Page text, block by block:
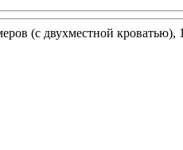
(с двухместной